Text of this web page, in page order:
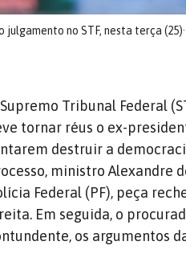
no STF, nesta terça (25)
Tribunal Federal
tornar réus o ex-
destruir a
ministro Alexandre
Federal (PF), peça
Em seguida, o
os argumentos